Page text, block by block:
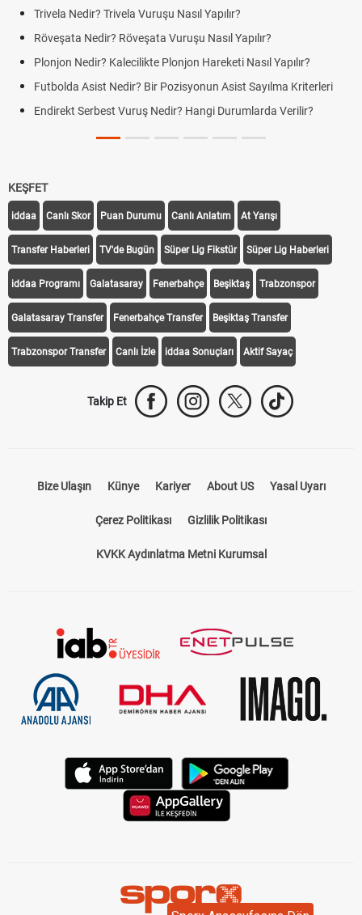
Trivela Vuruşu Nasıl Yapılır?
Nedir? Röveşata Vuruşu Nasıl Yapılır?
Nedir? Kalecilikte Plonjon Hareketi Nasıl Yapılır?
Asist Nedir? Bir Pozisyonun Asist Sayılma Kriterleri
Serbest Vuruş Nedir? Hangi Durumlarda Verilir?
KEŞFET
iddaa Canlı Skor Puan Durumu Canlı Anlatım At Yarışı
Transfer Haberleri TV'de Bugün Süper Lig Fikstür Süper Lig Haberleri
iddaa Programı Galatasaray Fenerbahçe Beşiktaş Trabzonspor
Galatasaray Transfer Fenerbahçe Transfer Beşiktaş Transfer
Canlı İzle iddaa Sonuçları Aktif Sayaç
Künye Kariyer About US
Çerez Politikası Gizlilik Politikası